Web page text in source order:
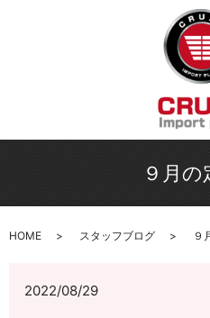
９月の
HOME スタッフブログ ９
2022/08/29